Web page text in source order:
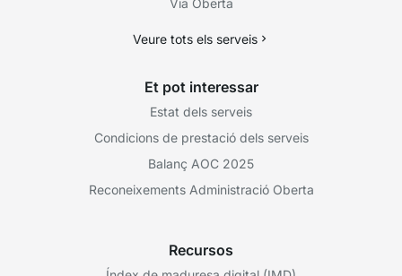
Via Oberta
Veure tots els serveis
Et pot interessar
Estat dels serveis
Condicions de prestació dels serveis
Balanç AOC 2025
Reconeixements Administració Oberta
Recursos